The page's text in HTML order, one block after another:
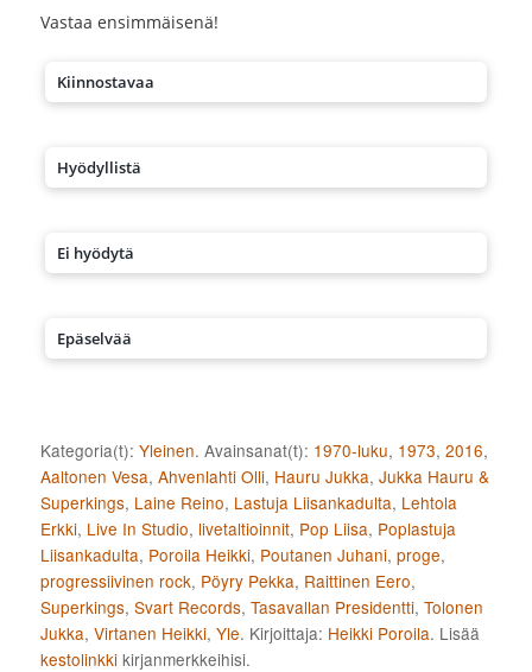
Vastaa ensimmäisenä!
Kiinnostavaa
Hyödyllistä
Ei hyödytä
Epäselvää
Kategoria(t):Yleinen. Avainsanat(t): 1970-luku, 1973,2016,
Aaltonen Vesa,Ahvenlahti Olli, Hauru Jukka,Jukka Hauru &
Superkings, Laine Reino, Lastuja Liisankadulta, Lehtola
Erkki, Live In Studio, livetaltioinnit, Pop Liisa, Poplastuja
Liisankadulta, Poroila Heikki, Poutanen Juhani,proge,
progressiivinen rock, Pöyry Pekka, Raittinen Eero,
Superkings,Svart Records,Tasavallan Presidentti,Tolonen
Jukka,Virtanen Heikki,Yle. Kirjoittaja: Heikki Poroila. Lisää
kestolinkki kirjanmerkkeihisi.